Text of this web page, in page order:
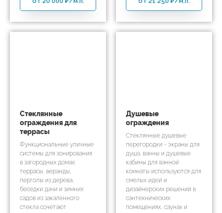
Cтеклянные
ограждения для
террасы
Функциональные уличные
системы для зонирования
в загородных домах:
террасы, веранды,
перголы из дерева,
беседки дачи и зимних
садов из закаленного
стекла сочетают
Душевые
ограждения
Стеклянные душевые
перегородки - экраны для
душа, ванны и душевые
кабины для ванной
комнаты используются для
смелых идей и
дизайнерских решений в
сантехнических
помещениях, саунах и